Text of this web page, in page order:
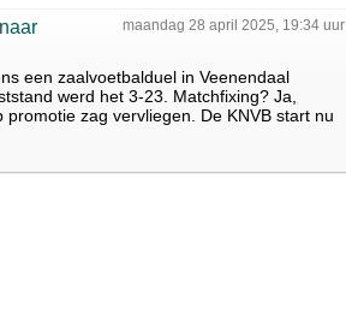
maandag 28 april 2025, 19:34 uur
een zaalvoetbalduel in Veenendaal
werd het 3-23. Matchfixing? Ja,
zag vervliegen. De KNVB start nu